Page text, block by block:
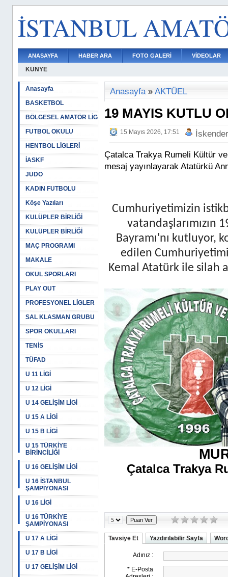
İSTANBUL
ANASAYFA HABER ARA FOTO GALERİ VİDEOLAR
KÜNYE
Anasayfa
BASKETBOL
BÖLGESEL AMATÖR LİG
FUTBOL OKULU
HENTBOL LİGLERİ
İASKF
JUDO
KADIN FUTBOLU
Köşe Yazıları
KULÜPLER BİRLİĞİ
KULÜPLER BİRLİĞİ
MAÇ PROGRAMI
MAKALE
OKUL SPORLARI
PLAY OUT
PROFESYONEL LİGLER
SAL KLASMAN GRUBU
SPOR OKULLARI
TENİS
TÜFAD
U 11 LİGİ
U 12 LİGİ
U 14 GELİŞİM LİGİ
U 15 A LİGİ
U 15 B LİGİ
U 15 TÜRKİYE
BİRİNCİLİĞİ
U 16 GELİŞİM LİGİ
U 16 İSTANBUL
ŞAMPİYONASI
U 16 LİGİ
U 16 TÜRKİYE
ŞAMPİYONASI
U 17 A LİGİ
U 17 B LİGİ
U 17 GELİŞİM LİGİ
Anasayfa» AKTÜEL
19 MAYIS KUTLU
15 Mayıs 2026, 17:51
Çatalca Trakya Rumeli Kültür
mesaj yayınlayarak Atatürkü
Cumhuriyetimizin
vatandaşlarımızın
Bayramı'nı kutluyor,
edilen
Kemal Atatürk ile silah
Çatalca Trakya
Tavsiye Et Yazdırılabilir Sayfa